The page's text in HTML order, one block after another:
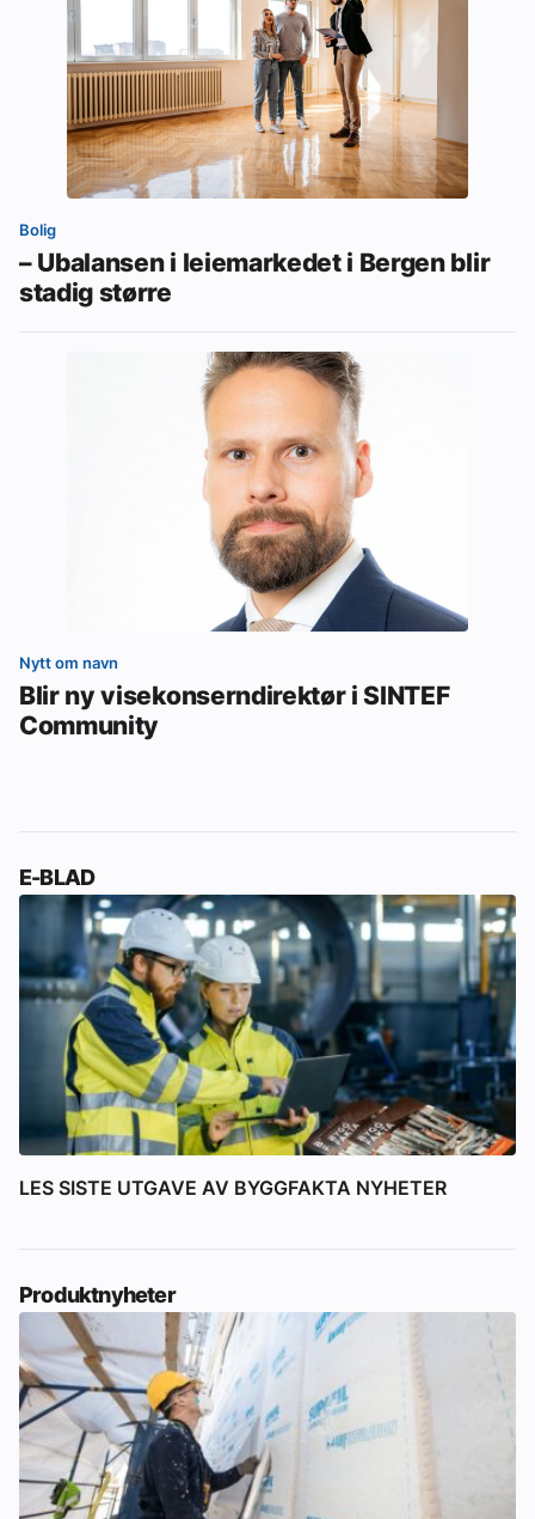
Bolig
– Ubalansen i leiemarkedet i Bergen blir
stadig større
Nytt om navn
Blir ny visekonserndirektør i SINTEF
Community
E-BLAD
LES SISTE UTGAVE AV BYGGFAKTA NYHETER
Produktnyheter